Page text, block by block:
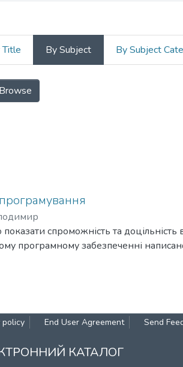
Title By Subject By Subject
by
Browse
спроможність та доцільність
програмному забезпеченні
policy End User Agreement Send
КАТАЛОГ